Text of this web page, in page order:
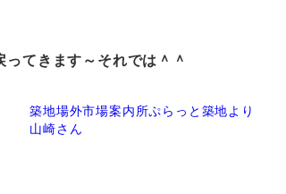
てきます～それでは＾＾
築地場外市場案内所ぷらっと築地より
山崎さん